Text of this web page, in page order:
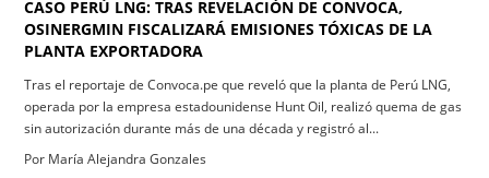
CASO PERÚ LNG: TRAS REVELACIÓN DE CONVOCA,
OSINERGMIN FISCALIZARÁ EMISIONES TÓXICAS DE LA
PLANTA EXPORTADORA
Tras el reportaje de Convoca.pe que reveló que la planta de Perú LNG,
operada por la empresa estadounidense Hunt Oil, realizó quema de gas
sin autorización durante más de una década y registró al...
Por María Alejandra Gonzales